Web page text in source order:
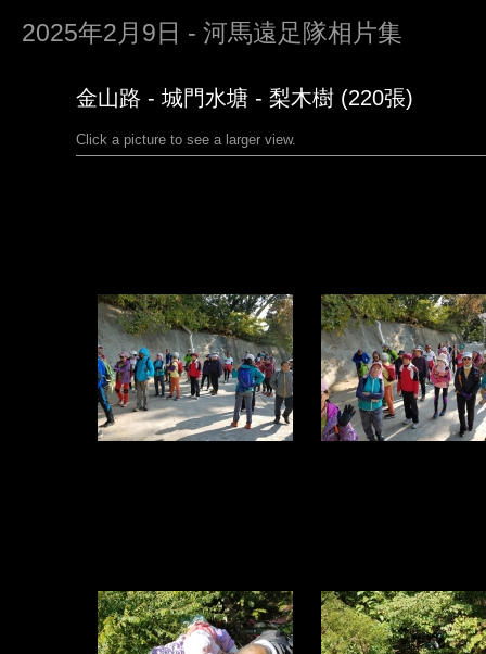
2025年2月9日 - 河馬遠足隊相片集
金山路 - 城門水塘 - 梨木樹 (220張)
Click a picture to see a larger view.